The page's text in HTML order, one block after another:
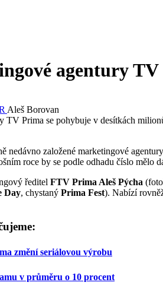
agentury
Aleš Borovan
nedávno založené marketingové agentury
roce by se podle odhadu číslo mělo
ředitel FTV Prima Aleš Pýcha
Day, chystaný Prima Fest). Nabízí
změní seriálovou výrobu
v průměru o 10 procent